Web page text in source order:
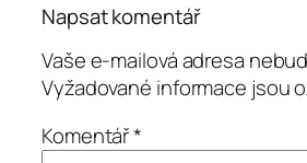
Napsat komentář
Vaše e-mailová adresa
Vyžadované informace jsou
Komentář*